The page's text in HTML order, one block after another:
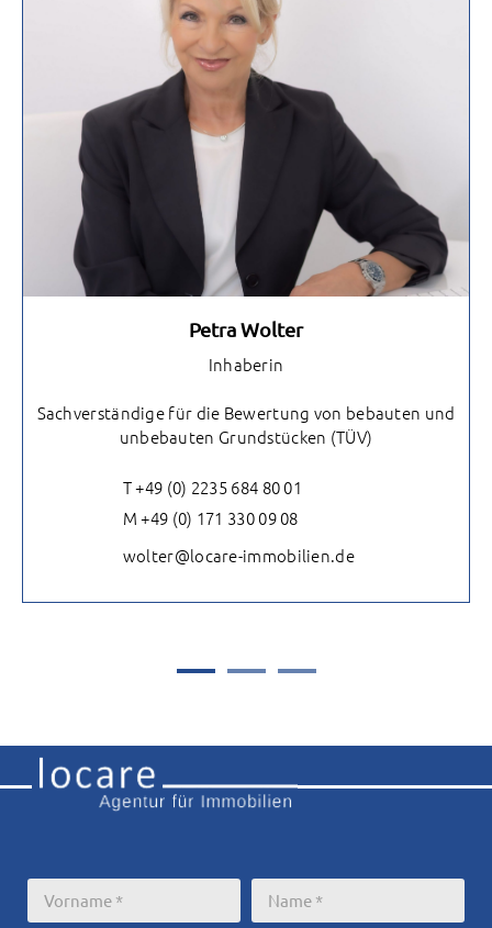
Petra Wolter
Inhaberin
Sachverständige für die Bewertung von bebauten und
unbebauten Grundstücken (TÜV)
T +49 (0) 2235 684 80 01
M +49 (0) 171 330 09 08
wolter@locare-immobilien.de